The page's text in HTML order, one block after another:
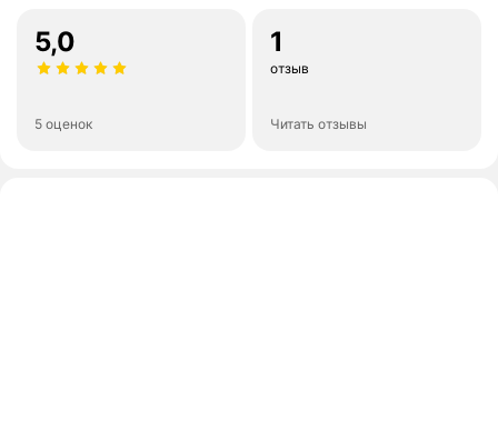
5,0
5 оценок
1
отзыв
Читать отзывы